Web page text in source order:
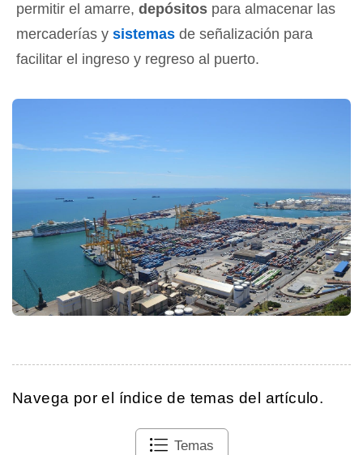
permitir el amarre, depósitos para almacenar las
mercaderías y sistemas de señalización para
facilitar el ingreso y regreso al puerto.
Navega por el índice de temas del artículo.
Temas